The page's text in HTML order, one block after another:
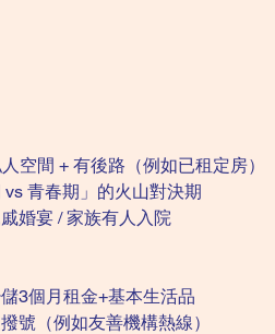
空間 + 有後路（例如已租定房）
青春期」的火山對決期
婚宴 / 家族有人入院
3個月租金+基本生活品
號（例如友善機構熱線）